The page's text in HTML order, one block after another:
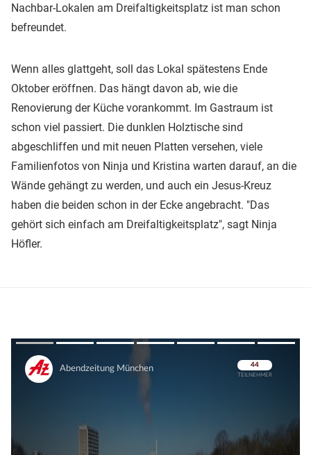
Nachbar-Lokalen am Dreifaltigkeitsplatz ist man schon
befreundet.
Wenn alles glattgeht, soll das Lokal spätestens Ende
Oktober eröffnen. Das hängt davon ab, wie die
Renovierung der Küche vorankommt. Im Gastraum ist
schon viel passiert. Die dunklen Holztische sind
abgeschliffen und mit neuen Platten versehen, viele
Familienfotos von Ninja und Kristina warten darauf, an die
Wände gehängt zu werden, und auch ein Jesus-Kreuz
haben die beiden schon in der Ecke angebracht. "Das
gehört sich einfach am Dreifaltigkeitsplatz", sagt Ninja
Höfler.
Überspringen